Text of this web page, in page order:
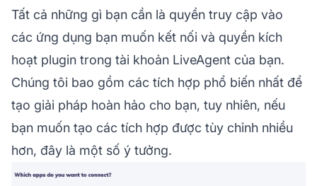
Tất cả những gì bạn cần là quyền truy cập vào
các ứng dụng bạn muốn kết nối và quyền kích
hoạt plugin trong tài khoản LiveAgent của bạn.
Chúng tôi bao gồm các tích hợp phổ biến nhất để
tạo giải pháp hoàn hảo cho bạn, tuy nhiên, nếu
bạn muốn tạo các tích hợp được tùy chỉnh nhiều
hơn, đây là một số ý tưởng.